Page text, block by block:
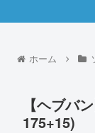
ホーム
【ヘブバ
175+15)